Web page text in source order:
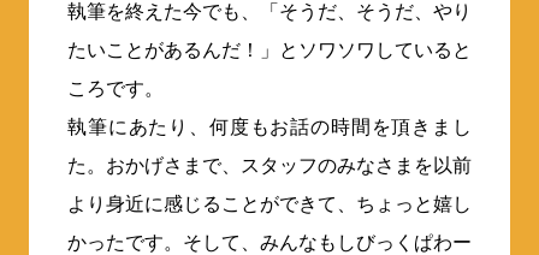
執筆を終えた今でも、「そうだ、そうだ、やり
たいことがあるんだ！」とソワソワしていると
ころです。
執筆にあたり、何度もお話の時間を頂きまし
た。おかげさまで、スタッフのみなさまを以前
より身近に感じることができて、ちょっと嬉し
かったです。そして、みんなもしびっくぱわー